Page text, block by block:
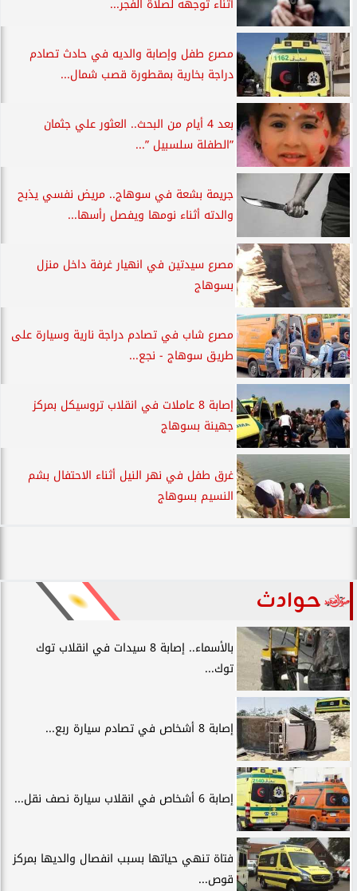
مصرع طفل وإصابة والديه في حادث تصادم
دراجة بخارية بمقطورة قصب شمال...
بعد 4 أيام من البحث.. العثور علي جثمان
”الطفلة سلسبيل ”...
جريمة بشعة في سوهاج.. مريض نفسي يذبح
والدته أثناء نومها ويفصل رأسها...
مصرع سيدتين في انهيار غرفة داخل منزل
بسوهاج
مصرع شاب في تصادم دراجة نارية وسيارة على
طريق سوهاج - نجع...
إصابة 8 عاملات في انقلاب تروسيكل بمركز
جهينة بسوهاج
غرق طفل في نهر النيل أثناء الاحتفال بشم
النسيم بسوهاج
حوادث
بالأسماء.. إصابة 8 سيدات في انقلاب توك
توك...
إصابة 8 أشخاص في تصادم سيارة ربع...
إصابة 6 أشخاص في انقلاب سيارة نصف نقل...
فتاة تنهي حياتها بسبب انفصال والديها بمركز
قوص...